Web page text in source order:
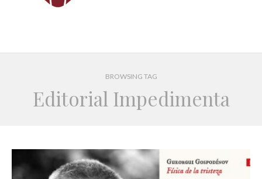
BROWSING TAG
Editorial Impedimenta